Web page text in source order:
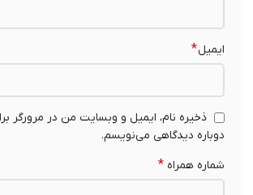
ایمیل*
ذخیره نام، ایمیل و وبسایت من در مرورگر برای
دوباره دیدگاهی می‌نویسم.
شماره همراه*